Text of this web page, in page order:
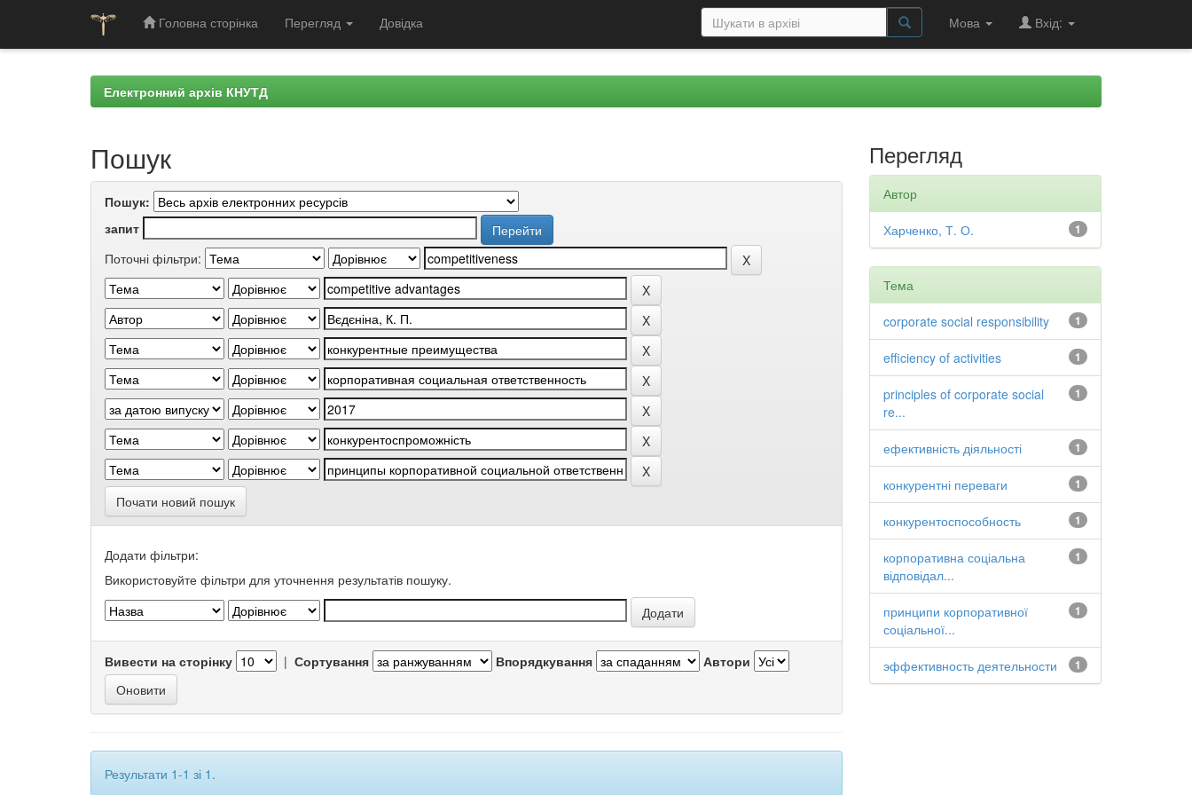
Головна сторінка Перегляд Довідка Мова Вхід:
Електронний архів КНУТД
Пошук
Пошук:
запит
Поточні фільтри:
Почати новий пошук
Додати фільтри:
Використовуйте фільтри для уточнення результатів пошуку.
Вивести на сторінку | Сортування Впорядкування Автори
Результати 1-1 зі 1.
Перегляд
Автор
1
Харченко, Т. О.
Тема
1
corporate social responsibility
1
efficiency of activities
1
principles of corporate social
re...
1
ефективність діяльності
1
конкурентні переваги
1
конкурентоспособность
1
корпоративна соціальна
відповідал...
1
принципи корпоративної
соціальної...
1
эффективность деятельности